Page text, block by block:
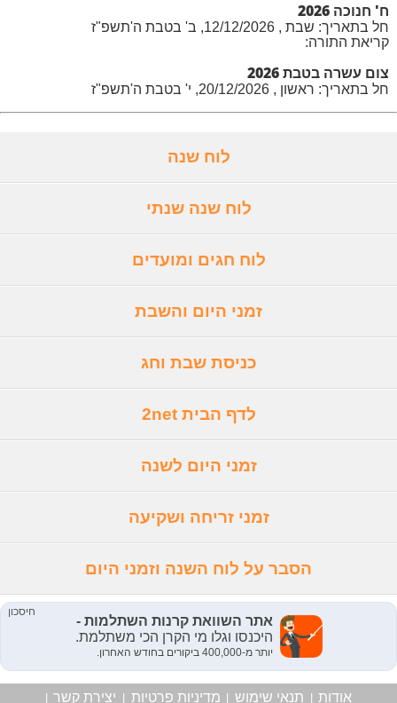
ח' חנוכה 2026
חל בתאריך: שבת , 12/12/2026, ב' בטבת ה'תשפ"ז
קריאת התורה:
צום עשרה בטבת 2026
חל בתאריך: ראשון , 20/12/2026, י' בטבת ה'תשפ"ז
לוח שנה
לוח שנה שנתי
לוח חגים ומועדים
זמני היום והשבת
כניסת שבת וחג
לדף הבית 2net
זמני היום לשנה
זמני זריחה ושקיעה
הסבר על לוח השנה וזמני היום
אודות תנאי שימוש מדיניות פרטיות יצירת קשר